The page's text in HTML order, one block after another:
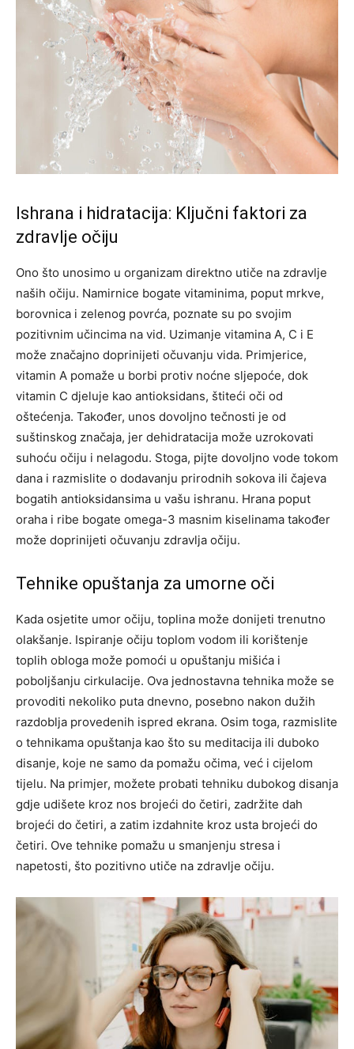
Ishrana i hidratacija: Ključni faktori za
zdravlje očiju
Ono što unosimo u organizam direktno utiče na zdravlje
naših očiju. Namirnice bogate vitaminima, poput mrkve,
borovnica i zelenog povrća, poznate su po svojim
pozitivnim učincima na vid. Uzimanje vitamina A, C i E
može značajno doprinijeti očuvanju vida. Primjerice,
vitamin A pomaže u borbi protiv noćne sljepoće, dok
vitamin C djeluje kao antioksidans, štiteći oči od
oštećenja. Također, unos dovoljno tečnosti je od
suštinskog značaja, jer dehidratacija može uzrokovati
suhoću očiju i nelagodu. Stoga, pijte dovoljno vode tokom
dana i razmislite o dodavanju prirodnih sokova ili čajeva
bogatih antioksidansima u vašu ishranu. Hrana poput
oraha i ribe bogate omega-3 masnim kiselinama također
može doprinijeti očuvanju zdravlja očiju.
Tehnike opuštanja za umorne oči
Kada osjetite umor očiju, toplina može donijeti trenutno
olakšanje. Ispiranje očiju toplom vodom ili korištenje
toplih obloga može pomoći u opuštanju mišića i
poboljšanju cirkulacije. Ova jednostavna tehnika može se
provoditi nekoliko puta dnevno, posebno nakon dužih
razdoblja provedenih ispred ekrana. Osim toga, razmislite
o tehnikama opuštanja kao što su meditacija ili duboko
disanje, koje ne samo da pomažu očima, već i cijelom
tijelu. Na primjer, možete probati tehniku dubokog disanja
gdje udišete kroz nos brojeći do četiri, zadržite dah
brojeći do četiri, a zatim izdahnite kroz usta brojeći do
četiri. Ove tehnike pomažu u smanjenju stresa i
napetosti, što pozitivno utiče na zdravlje očiju.